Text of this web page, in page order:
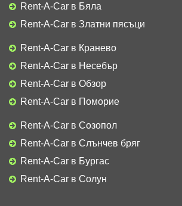
Rent-A-Car в Бяла
Rent-A-Car в Златни пясъци
Rent-A-Car в Кранево
Rent-A-Car в Несебър
Rent-A-Car в Обзор
Rent-A-Car в Поморие
Rent-A-Car в Созопол
Rent-A-Car в Слънчев бряг
Rent-A-Car в Бургас
Rent-A-Car в Солун